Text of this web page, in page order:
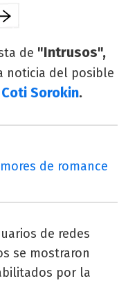
de "Intrusos",
noticia del posible
Coti Sorokin.
de romance
de redes
se mostraron
por la